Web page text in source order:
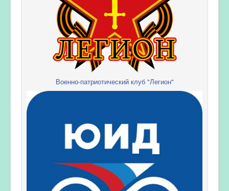
Военно-патриотический клуб "Легион"